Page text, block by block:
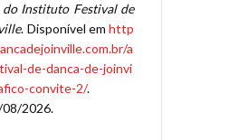
Instituto Festival de
. Disponível emhttp
a
de-danca-de-joinvi
convite-2/.
08/2026.